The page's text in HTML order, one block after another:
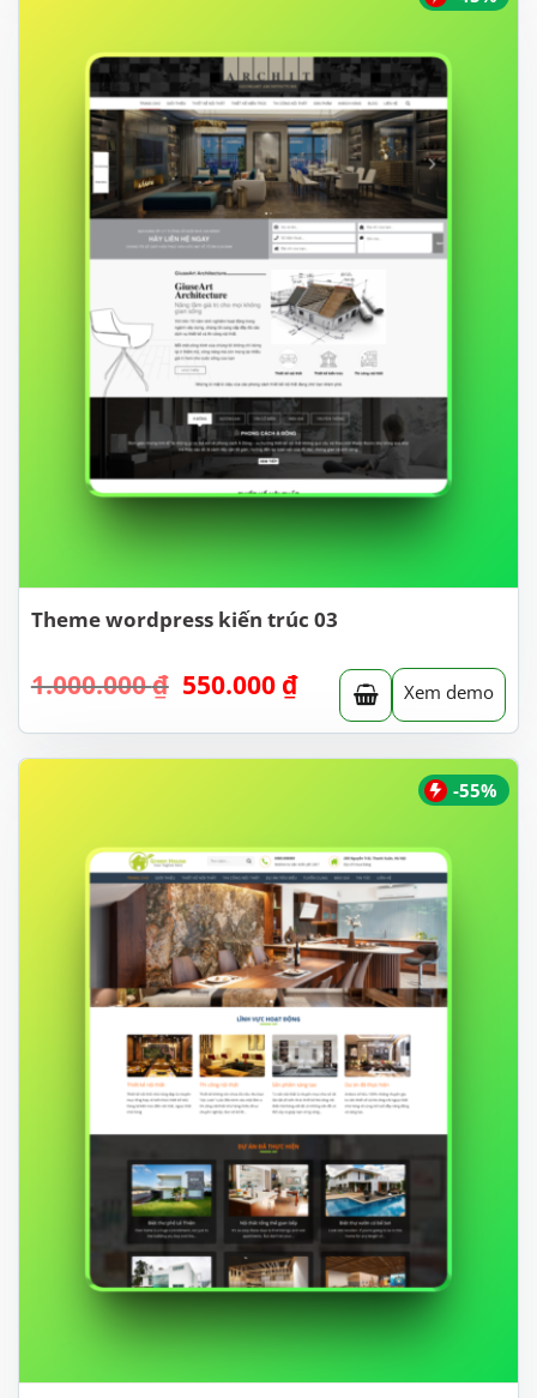
Theme wordpress kiến trúc 03
1.000.000₫ Giá
là:
1.000.000 ₫.
550.000 ₫Giá
hiện
tại
là:
Xem demo
-55%